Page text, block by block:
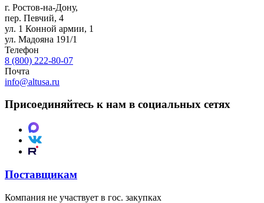
г. Ростов-на-Дону,
пер. Певчий, 4
ул. 1 Конной армии, 1
ул. Мадояна 191/1
Телефон
8 (800) 222-80-07
Почта
info@altusa.ru
Присоединяйтесь к нам в социальных сетях
Поставщикам
Компания не участвует в гос. закупках